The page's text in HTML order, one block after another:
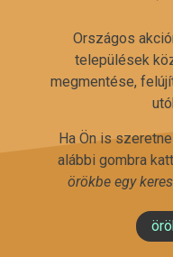
Országos
települések
megmentése,
Ha Ön is
alábbi gombra
örökbe egy